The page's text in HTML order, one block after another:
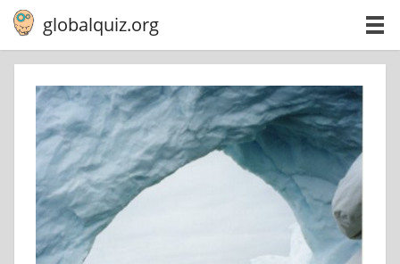
globalquiz.org